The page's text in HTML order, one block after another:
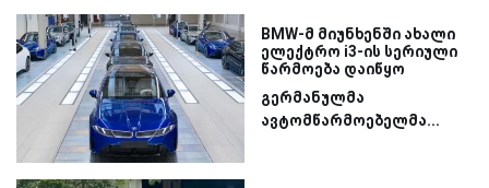
BMW-მ მიუნხენში ახალი
ელექტრო i3-ის სერიული
წარმოება დაიწყო
გერმანულმა
ავტომწარმოებელმა...